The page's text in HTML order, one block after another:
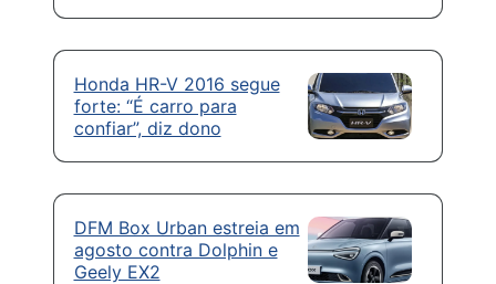
Honda HR-V 2016 segue
forte: “É carro para
confiar”, diz dono
DFM Box Urban estreia em
agosto contra Dolphin e
Geely EX2